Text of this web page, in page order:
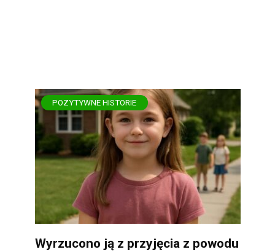
POZYTYWNE HISTORIE
Wyrzucono ją z przyjęcia z powodu